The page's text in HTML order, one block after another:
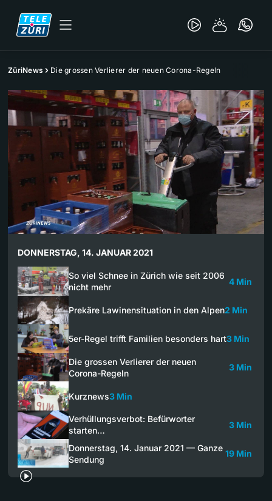
ZüriNews Die grossen Verlierer der neuen Corona-Regeln
DONNERSTAG, 14. JANUAR 2021
So viel Schnee in Zürich wie seit 2006
nicht mehr
4 Min
Prekäre Lawinensituation in den Alpen2 Min
5er-Regel trifft Familien besonders hart3 Min
Die grossen Verlierer der neuen
Corona-Regeln
3 Min
Kurznews3 Min
Verhüllungsverbot: Befürworter
starten…
3 Min
Donnerstag, 14. Januar 2021 — Ganze
Sendung
19 Min